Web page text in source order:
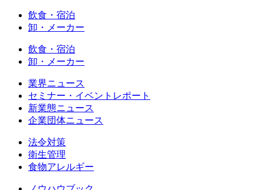
飲食・宿泊
卸・メーカー
飲食・宿泊
卸・メーカー
業界ニュース
セミナー・イベントレポート
新業態ニュース
企業団体ニュース
法令対策
衛生管理
食物アレルギー